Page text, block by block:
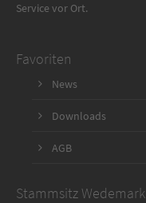
Service vor Ort.
Favoriten
News
Downloads
AGB
Stammsitz Wedemark